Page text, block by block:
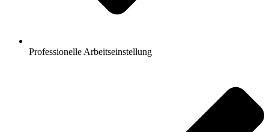
Professionelle Arbeitseinstellung